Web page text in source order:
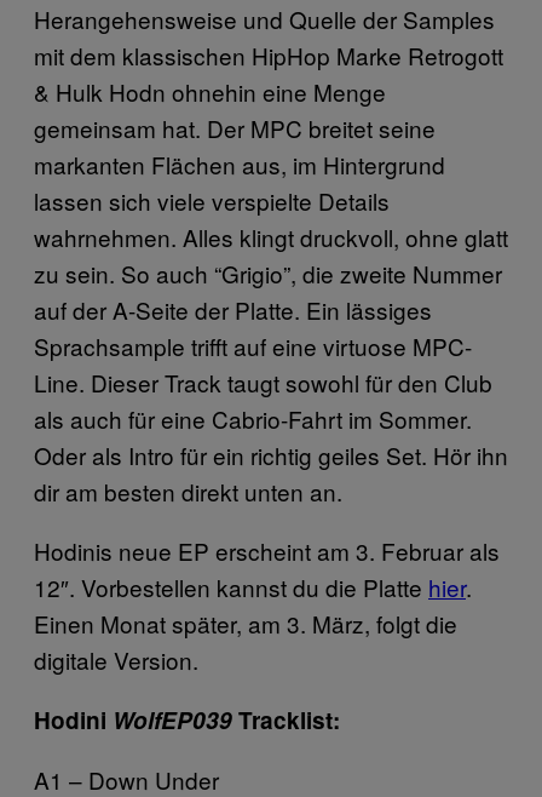
Herangehensweise und Quelle der Samples
mit dem klassischen HipHop Marke Retrogott
& Hulk Hodn ohnehin eine Menge
gemeinsam hat. Der MPC breitet seine
markanten Flächen aus, im Hintergrund
lassen sich viele verspielte Details
wahrnehmen. Alles klingt druckvoll, ohne glatt
zu sein. So auch “Grigio”, die zweite Nummer
auf der A-Seite der Platte. Ein lässiges
Sprachsample trifft auf eine virtuose MPC-
Line. Dieser Track taugt sowohl für den Club
als auch für eine Cabrio-Fahrt im Sommer.
Oder als Intro für ein richtig geiles Set. Hör ihn
dir am besten direkt unten an.
Hodinis neue EP erscheint am 3. Februar als
12″. Vorbestellen kannst du die Platte hier.
Einen Monat später, am 3. März, folgt die
digitale Version.
Hodini WolfEP039Tracklist:
A1 – Down Under